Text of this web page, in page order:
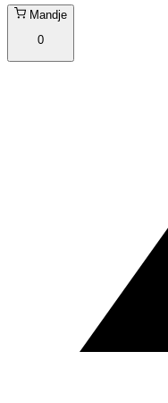
Mandje
0